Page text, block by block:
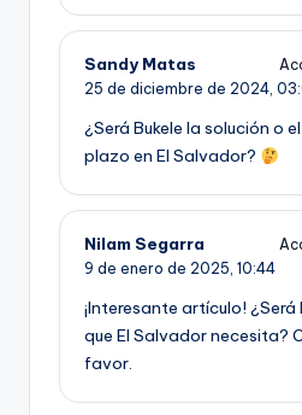
Sandy Matas
25 de diciembre de 2024,
¿Será Bukele la solución o
plazo en El Salvador?
Nilam Segarra
9 de enero de 2025, 10:44
¡Interesante artículo! ¿Será
que El Salvador necesita?
favor.